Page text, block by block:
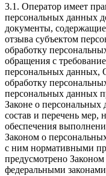
3.1. Оператор имеет
персональных данных
документы,
отзыва субъектом
обработку
обращения с
персональных данных,
обработку
персональных данных
Законе о персональных
состав и перечень мер,
обеспечения
Законом о
с ним нормативными
предусмотрено
федеральными